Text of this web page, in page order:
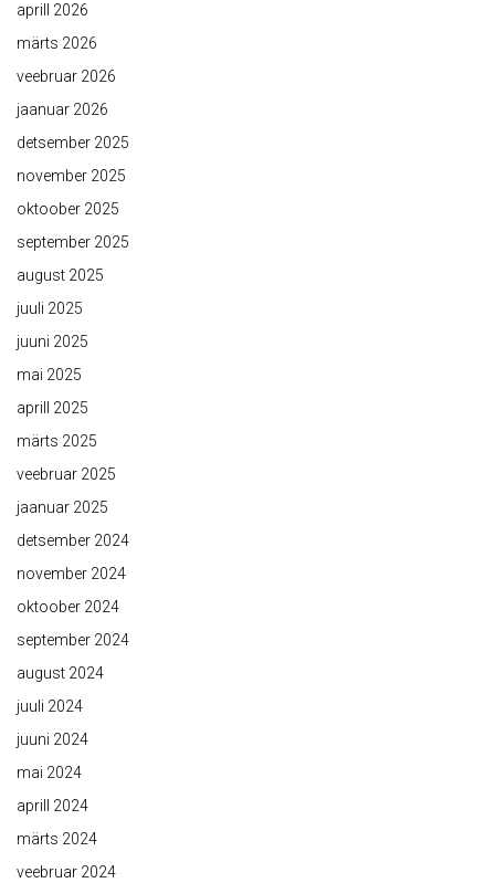
aprill 2026
märts 2026
veebruar 2026
jaanuar 2026
detsember 2025
november 2025
oktoober 2025
september 2025
august 2025
juuli 2025
juuni 2025
mai 2025
aprill 2025
märts 2025
veebruar 2025
jaanuar 2025
detsember 2024
november 2024
oktoober 2024
september 2024
august 2024
juuli 2024
juuni 2024
mai 2024
aprill 2024
märts 2024
veebruar 2024